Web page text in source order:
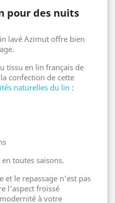
pour des nuits
lavé Azimut offre bien
tissu en lin français de
confection de cette
naturelles du lin :
toutes saisons.
et le repassage n'est pas
l'aspect froissé
à votre